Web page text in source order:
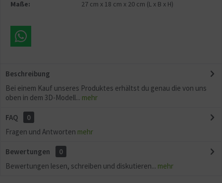
Maße:
27 cm x 18 cm x 20 cm (L x B x H)
Beschreibung
Bei einem Kauf unseres Produktes erhältst du genau die von uns
oben in dem 3D-Modell... mehr
FAQ
0
Fragen und Antworten mehr
Bewertungen
0
Bewertungen lesen, schreiben und diskutieren... mehr